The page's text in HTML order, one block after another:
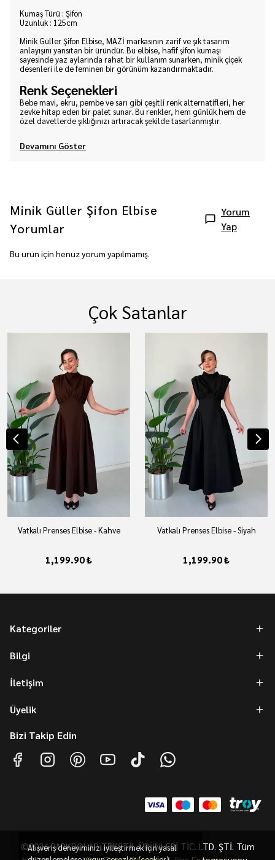
Alışveriş deneyiminizi iyileştirmek için yasal
Kumaş Türü : Şifon
Uzunluk : 125cm
Minik Güller Şifon Elbise, MAZİ markasının zarif ve şık tasarım
anlayışını yansıtan bir üründür. Bu elbise, hafif şifon kumaşı
sayesinde yaz aylarında rahat bir kullanım sunarken, minik çiçek
desenleri ile de feminen bir görünüm kazandırmaktadır.
Renk Seçenekleri
Bebe mavi, ekru, pembe ve sarı gibi çeşitli renk alternatifleri, her
zevke hitap eden bir palet sunar. Bu renkler, hem günlük hem de
özel davetlerde şıklığınızı artıracak şekilde tasarlanmıştır.
Devamını Göster
Minik Güller Şifon Elbise
Yorumlar
Yorum
Yap
Bu ürün için henüz yorum yapılmamış.
Çok Satanlar
Vatkalı Prenses Elbise - Kahve
1,199.90 ₺
Vatkalı Prenses Elbise - Siyah
1,199.90 ₺
Kategoriler
Bilgi
İletişim
Üyelik
Bizi Takip Edin
©2026 PARKDOLAP TEKSTİL ÜRÜNLERİ TİC. LTD. ŞTİ. Tüm